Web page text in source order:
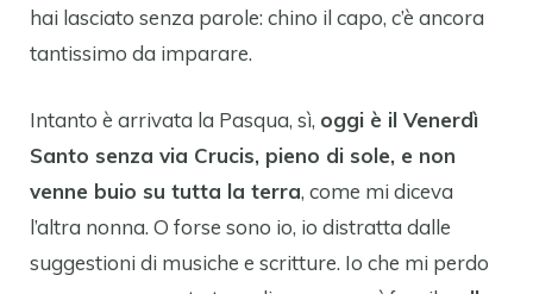
hai lasciato senza parole: chino il capo, c’è ancora
tantissimo da imparare.
Intanto è arrivata la Pasqua, sì, oggi è il Venerdì
Santo senza via Crucis, pieno di sole, e non
venne buio su tutta la terra, come mi diceva
l’altra nonna. O forse sono io, io distratta dalle
suggestioni di musiche e scritture. Io che mi perdo